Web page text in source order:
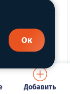
Добавить
Ок